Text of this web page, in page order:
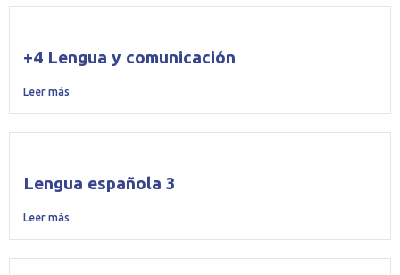
+4 Lengua y comunicación
Leer más
Lengua española 3
Leer más